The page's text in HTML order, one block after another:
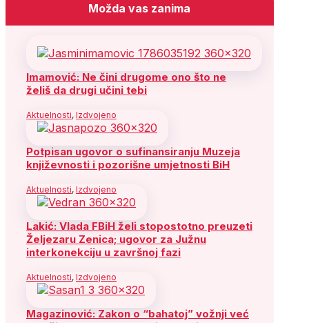
Možda vas zanima
Imamović: Ne čini drugome ono što ne
želiš da drugi učini tebi
Aktuelnosti, Izdvojeno
Potpisan ugovor o sufinansiranju Muzeja
književnosti i pozorišne umjetnosti BiH
Aktuelnosti, Izdvojeno
Lakić: Vlada FBiH želi stopostotno preuzeti
Željezaru Zenica; ugovor za Južnu
interkonekciju u završnoj fazi
Aktuelnosti, Izdvojeno
Magazinović: Zakon o “bahatoj” vožnji već